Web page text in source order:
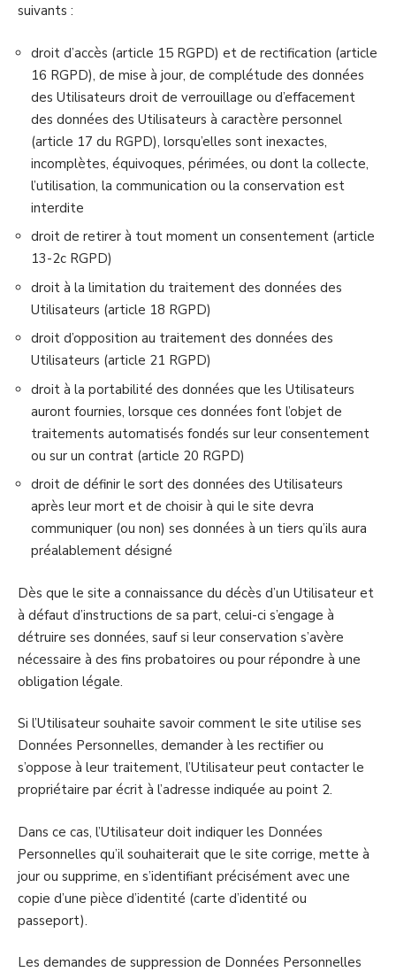
suivants :
droit d’accès (article 15 RGPD) et de rectification (article
16 RGPD), de mise à jour, de complétude des données
des Utilisateurs droit de verrouillage ou d’effacement
des données des Utilisateurs à caractère personnel
(article 17 du RGPD), lorsqu’elles sont inexactes,
incomplètes, équivoques, périmées, ou dont la collecte,
l’utilisation, la communication ou la conservation est
interdite
droit de retirer à tout moment un consentement (article
13-2c RGPD)
droit à la limitation du traitement des données des
Utilisateurs (article 18 RGPD)
droit d’opposition au traitement des données des
Utilisateurs (article 21 RGPD)
droit à la portabilité des données que les Utilisateurs
auront fournies, lorsque ces données font l’objet de
traitements automatisés fondés sur leur consentement
ou sur un contrat (article 20 RGPD)
droit de définir le sort des données des Utilisateurs
après leur mort et de choisir à qui le site devra
communiquer (ou non) ses données à un tiers qu’ils aura
préalablement désigné
Dès que le site a connaissance du décès d’un Utilisateur et
à défaut d’instructions de sa part, celui-ci s’engage à
détruire ses données, sauf si leur conservation s’avère
nécessaire à des fins probatoires ou pour répondre à une
obligation légale.
Si l’Utilisateur souhaite savoir comment le site utilise ses
Données Personnelles, demander à les rectifier ou
s’oppose à leur traitement, l’Utilisateur peut contacter le
propriétaire par écrit à l’adresse indiquée au point 2.
Dans ce cas, l’Utilisateur doit indiquer les Données
Personnelles qu’il souhaiterait que le site corrige, mette à
jour ou supprime, en s’identifiant précisément avec une
copie d’une pièce d’identité (carte d’identité ou
passeport).
Les demandes de suppression de Données Personnelles